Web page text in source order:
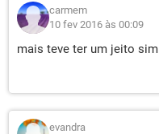
carmem
10 fev 2016 às 00:09
mais teve ter um jeito sim
evandra